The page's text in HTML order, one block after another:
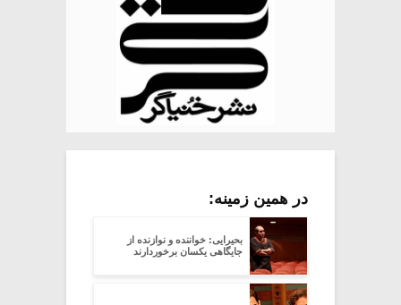
در همین زمینه:
بحیرایی: خواننده و نوازنده از
جایگاهی یکسان برخوردارند